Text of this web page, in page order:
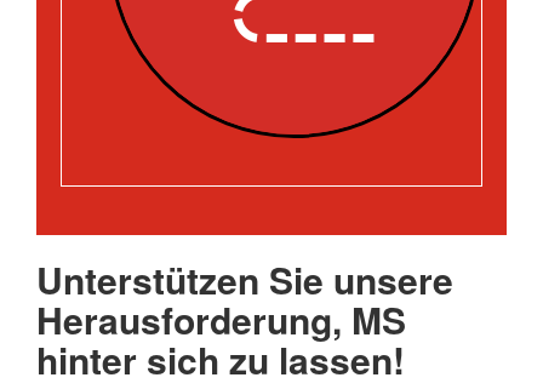
Unterstützen Sie unsere
Herausforderung, MS
hinter sich zu lassen!